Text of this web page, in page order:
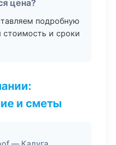
цена?
подробную
и сроки
и сметы